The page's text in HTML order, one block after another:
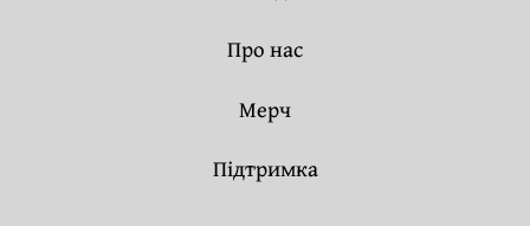
Про нас
Мерч
Підтримка